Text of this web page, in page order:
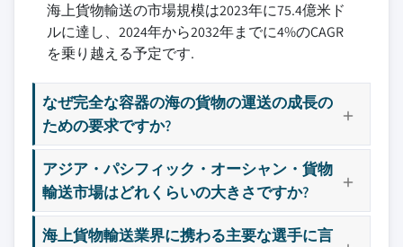
海上貨物輸送の市場規模は2023年に75.4億米ド
ルに達し、2024年から2032年までに4%のCAGR
を乗り越える予定です.
なぜ完全な容器の海の貨物の運送の成長の
ための要求ですか?
アジア・パシフィック・オーシャン・貨物
輸送市場はどれくらいの大きさですか?
海上貨物輸送業界に携わる主要な選手に言